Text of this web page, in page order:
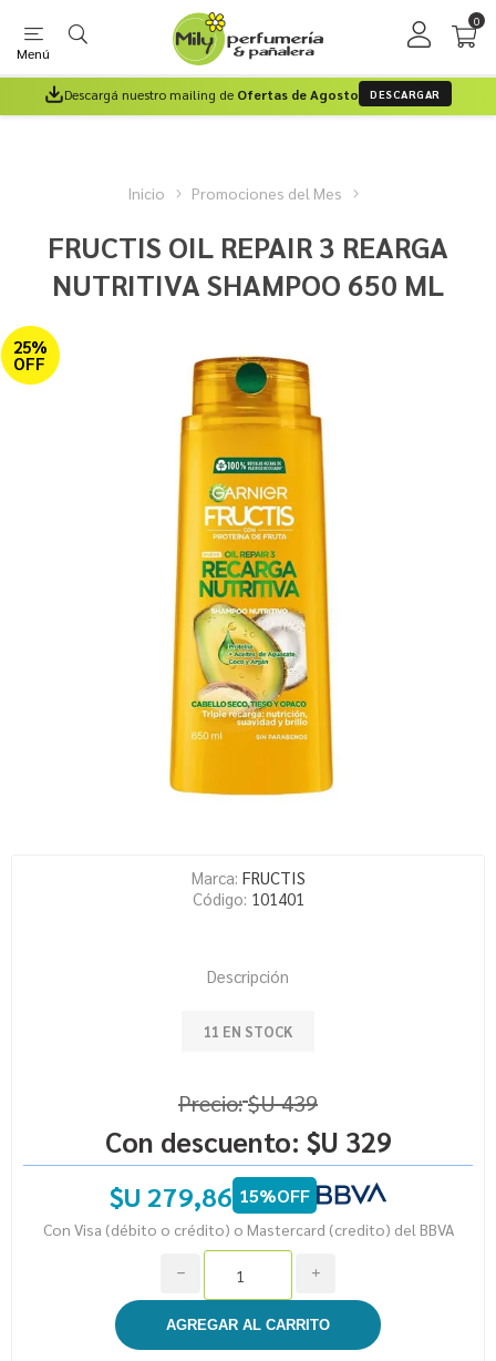
Menú
0
Descargá nuestro mailing de Ofertas de Agosto DESCARGAR
Inicio Promociones del Mes
FRUCTIS OIL REPAIR 3 REARGA
NUTRITIVA SHAMPOO 650 ML
25%
OFF
Marca: FRUCTIS
Código: 101401
Descripción
11 EN STOCK
Precio:$U 439
Con descuento: $U 329
$U 279,86 15%OFF
Con Visa (débito o crédito) o Mastercard (credito) del BBVA
i
h